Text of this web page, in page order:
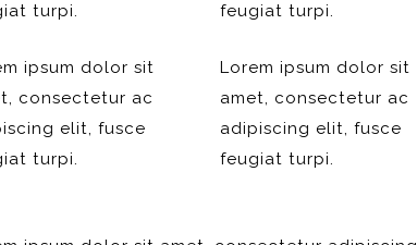
turpi.
feugiat turpi.
ipsum dolor sit
consectetur ac
elit, fusce
turpi.
Lorem ipsum dolor sit
amet, consectetur ac
adipiscing elit, fusce
feugiat turpi.